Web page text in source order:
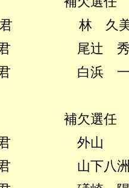
林 久
尾辻
白浜
選任
外山
山下八